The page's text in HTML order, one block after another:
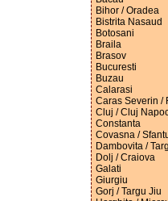
Bihor / Oradea
Bistrita Nasaud
Botosani
Braila
Brasov
Bucuresti
Buzau
Calarasi
Caras Severin /
Cluj / Cluj
Constanta
Covasna /
Dambovita /
Dolj / Craiova
Galati
Giurgiu
Gorj / Targu Jiu